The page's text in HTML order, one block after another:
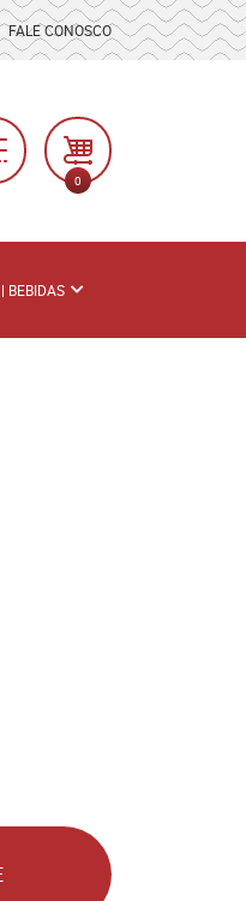
FALE CONOSCO
0
BEBIDAS